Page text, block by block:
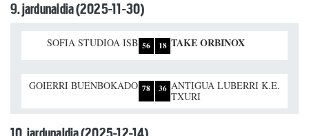
9. jardunaldia (2025-11-30)
SOFIA STUDIOA ISB 56 18 TAKE ORBINOX
GOIERRI BUENBOKADO 78 36 ANTIGUA LUBERRI K.E.
TXURI